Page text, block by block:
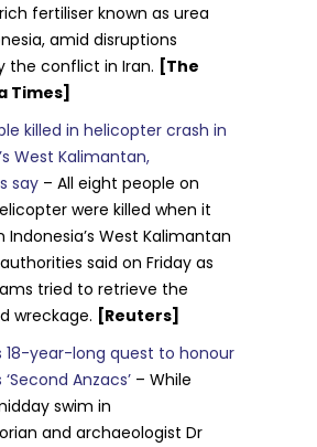
fertiliser known as urea
amid disruptions
the conflict in Iran. [The
Times]
killed in helicopter crash in
West Kalimantan,
say – All eight people on
were killed when it
Indonesia’s West Kalimantan
‌said on Friday as
tried to retrieve the
wreckage. [Reuters]
18-year-long quest to honour
‘Second Anzacs’ – While
swim in
and archaeologist Dr